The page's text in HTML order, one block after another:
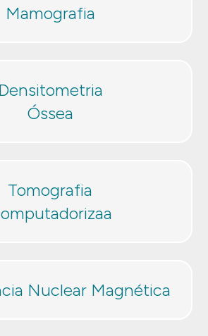
Mamografia
Densitometria
Óssea
Tomografia
Nuclear Magnética